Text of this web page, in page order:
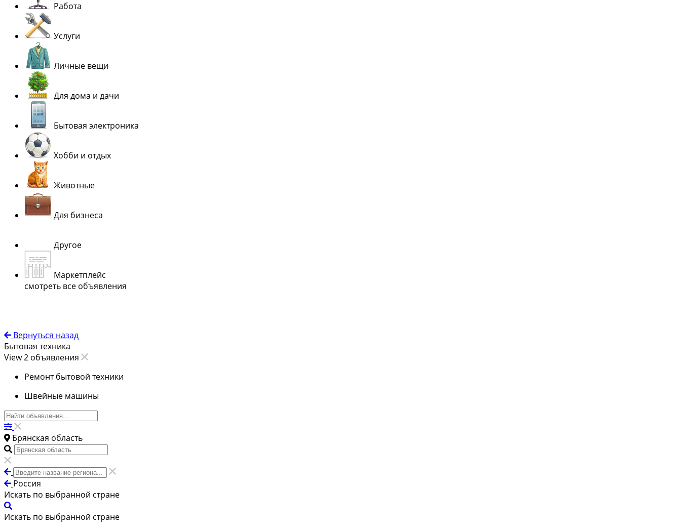
Работа
Услуги
Личные вещи
Для дома и дачи
Бытовая электроника
Хобби и отдых
Животные
Для бизнеса
Другое
Маркетплейс
смотреть все объявления
Вернуться назад
Бытовая техника
View 2 объявления
Ремонт бытовой техники
Швейные машины
Брянская область
Россия
Искать по выбранной стране
Искать по выбранной стране